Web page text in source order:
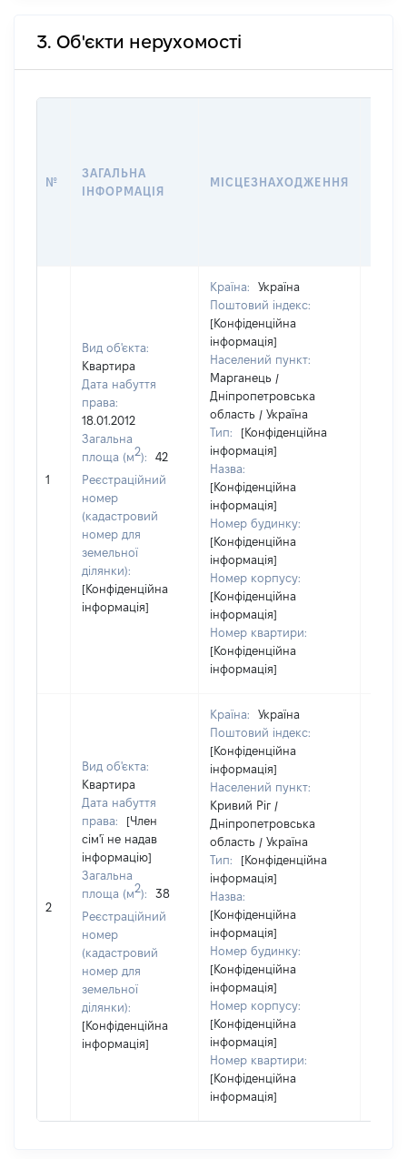
3. Об'єкти нерухомості
№
ЗАГАЛЬНА
ІНФОРМАЦІЯ
МІСЦЕЗНАХОДЖЕННЯ
1
Вид об'єкта:
Квартира
Дата набуття
права:
18.01.2012
Загальна
площа (м2):
42
Реєстраційний
номер
(кадастровий
номер для
земельної
ділянки):
[Конфіденційна
інформація]
Країна:
Україна
Поштовий індекс:
[Конфіденційна
інформація]
Населений пункт:
Марганець /
Дніпропетровська
область / Україна
Тип:
[Конфіденційна
інформація]
Назва:
[Конфіденційна
інформація]
Номер будинку:
[Конфіденційна
інформація]
Номер корпусу:
[Конфіденційна
інформація]
Номер квартири:
[Конфіденційна
інформація]
2
Вид об'єкта:
Квартира
Дата набуття
права:
[Член
сім'ї не надав
інформацію]
Загальна
площа (м2):
38
Реєстраційний
номер
(кадастровий
номер для
земельної
ділянки):
[Конфіденційна
інформація]
Країна:
Україна
Поштовий індекс:
[Конфіденційна
інформація]
Населений пункт:
Кривий Ріг /
Дніпропетровська
область / Україна
Тип:
[Конфіденційна
інформація]
Назва:
[Конфіденційна
інформація]
Номер будинку:
[Конфіденційна
інформація]
Номер корпусу:
[Конфіденційна
інформація]
Номер квартири:
[Конфіденційна
інформація]